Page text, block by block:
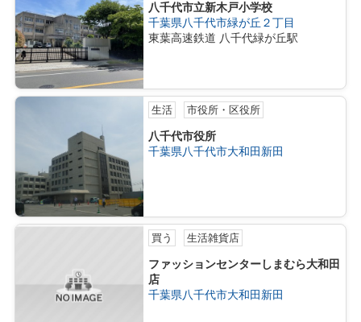
八千代市立新木戸小学校
千葉県八千代市緑が丘２丁目
東葉高速鉄道 八千代緑が丘駅
生活 市役所・区役所
八千代市役所
千葉県八千代市大和田新田
買う 生活雑貨店
ファッションセンターしまむら大和田
店
千葉県八千代市大和田新田